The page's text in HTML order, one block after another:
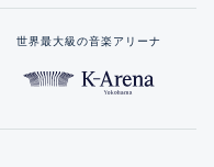
世界最大級の音楽アリーナ